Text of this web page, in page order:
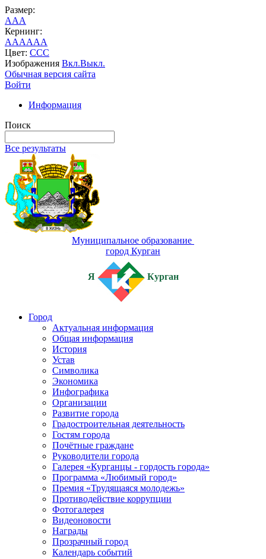
Размер:
AAA
Кернинг:
AAAAAA
Цвет: CCC
Изображения Вкл.Выкл.
Обычная версия сайта
Войти
Информация
Поиск
Все результаты
Муниципальное образование
город Курган
Я Курган
Город
Актуальная информация
Общая информация
История
Устав
Символика
Экономика
Инфографика
Организации
Развитие города
Градостроительная деятельность
Гостям города
Почётные граждане
Руководители города
Галерея «Курганцы - гордость города»
Программа «Любимый город»
Премия «Трудящаяся молодежь»
Противодействие коррупции
Фотогалерея
Видеоновости
Награды
Прозрачный город
Календарь событий